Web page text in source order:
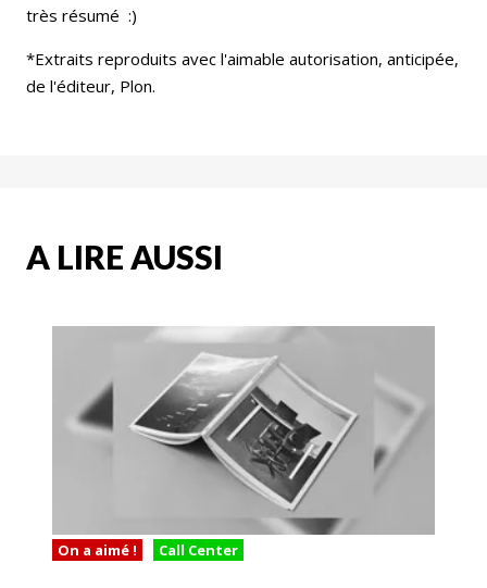
très résumé :)
*Extraits reproduits avec l'aimable autorisation, anticipée,
de l'éditeur, Plon.
A LIRE AUSSI
On a aimé ! Call Center